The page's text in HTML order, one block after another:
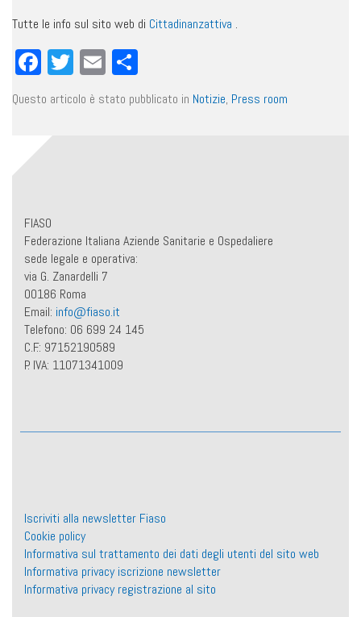
Tutte le info sul sito web di Cittadinanzattiva .
Facebook
Twitter
Email
Questo articolo è stato pubblicato in Notizie, Press room
FIASO
Federazione Italiana Aziende Sanitarie e Ospedaliere
sede legale e operativa:
via G. Zanardelli 7
00186 Roma
Email: info@fiaso.it
Telefono: 06 699 24 145
C.F.: 97152190589
P. IVA: 11071341009
Iscriviti alla newsletter Fiaso
Cookie policy
Informativa sul trattamento dei dati degli utenti del sito web
Informativa privacy iscrizione newsletter
Informativa privacy registrazione al sito